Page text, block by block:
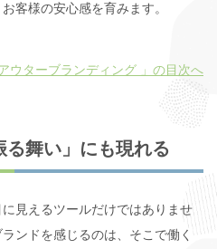
客様の安心感を育みます。
ウターブランディング 」の目次へ
舞い」にも現れる
見えるツールだけではありませ
ンドを感じるのは、そこで働く